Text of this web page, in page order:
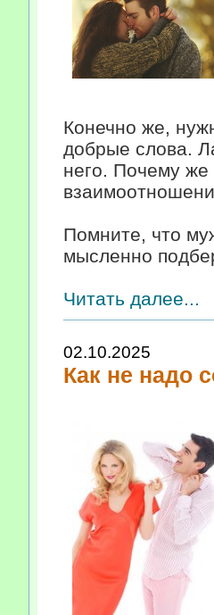
Конечно же,
добрые слова.
него. Почему
Помните, что
мысленно
Читать далее...
02.10.2025
Как не надо